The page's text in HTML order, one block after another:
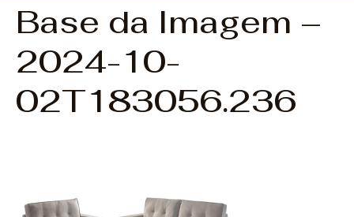
Colchões
Bases
Sofás
Poltronas
Base da Imagem –
2024-10-
02T183056.236